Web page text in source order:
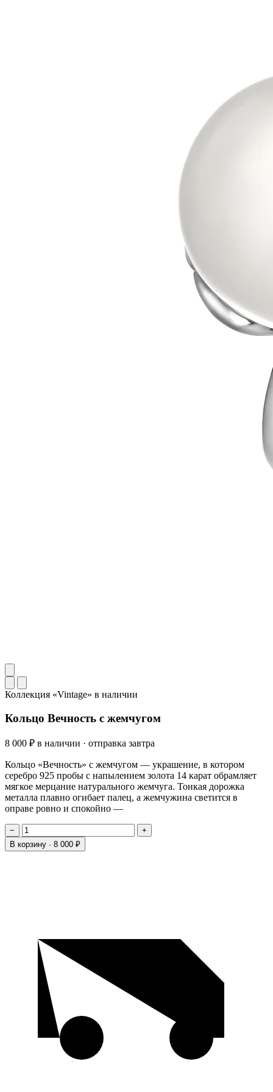
Коллекция «Vintage» в наличии
Кольцо Вечность с жемчугом
8 000 ₽ в наличии · отправка завтра
Кольцо «Вечность» с жемчугом — украшение, в котором
серебро 925 пробы с напылением золота 14 карат обрамляет
мягкое мерцание натурального жемчуга. Тонкая дорожка
металла плавно огибает палец, а жемчужина светится в
оправе ровно и спокойно —
−
+
В корзину · 8 000 ₽